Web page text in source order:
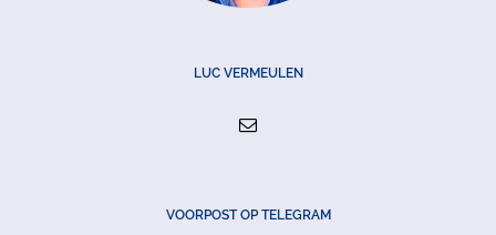
LUC VERMEULEN
VOORPOST OP TELEGRAM